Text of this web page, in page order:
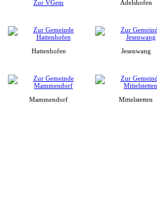
Zur VGem Adelshofen
Hattenhofen Jesenwang
Mammendorf Mittelstetten